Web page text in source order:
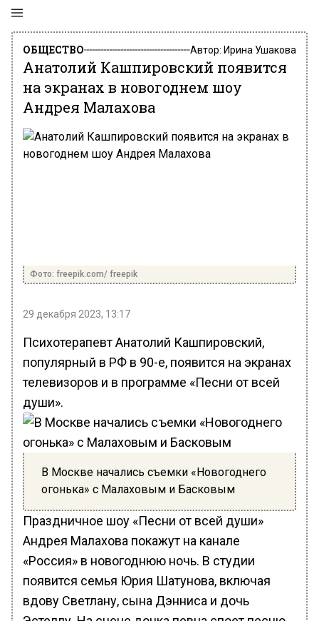
ОБЩЕСТВО Автор: Ирина Ушакова
Анатолий Кашпировский появится
на экранах в новогоднем шоу
Андрея Малахова
Фото: freepik.com/ freepik
29 декабря 2023, 13:17
Психотерапевт Анатолий Кашпировский,
популярный в РФ в 90-е, появится на экранах
телевизоров и в программе «Песни от всей
души».
В Москве начались съемки «Новогоднего
огонька» с Малаховым и Басковым
Праздничное шоу «Песни от всей души»
Андрея Малахова покажут на канале
«Россия» в новогоднюю ночь. В студии
появится семья Юрия Шатунова, включая
вдову Светлану, сына Дэнниса и дочь